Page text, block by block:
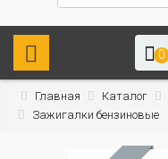
0
Главная Каталог
Зажигалки бензиновые